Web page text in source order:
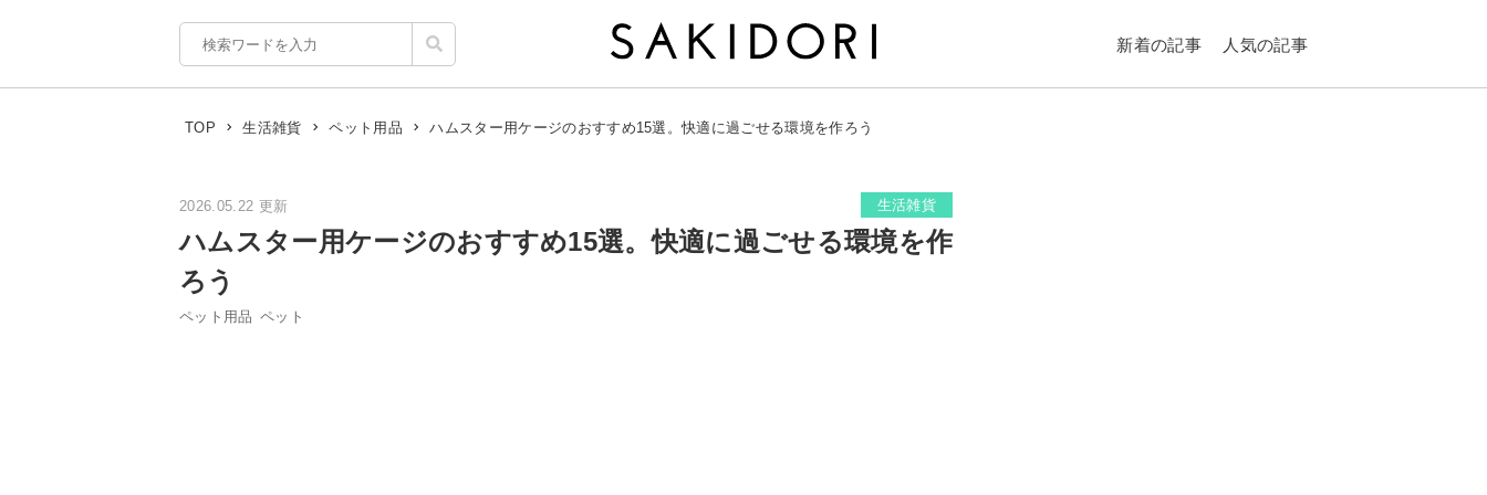
新着の記事 人気の記事
TOP 生活雑貨 ペット用品 ハムスター用ケージのおすすめ15選。快適に過ごせる環境を作ろう
2026.05.22 更新 生活雑貨
ハムスター用ケージのおすすめ15選。快適に過ごせる環境を作
ろう
ペット用品 ペット